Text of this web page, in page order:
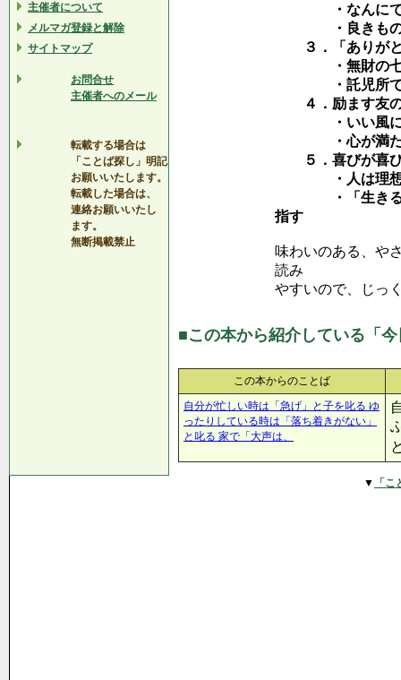
主催者について
メルマガ登録と解除
サイトマップ
お問合せ
主催者へのメール
転載する場合は
「ことば探し」明記
お願いいたします。
転載した場合は、
連絡お願いいたし
ます。
無断掲載禁止
・なんにでも
・良きものの
３．「ありがと
・無財の七
・託児所では
４．励ます友の
・いい風に吹
・心が満たさ
５．喜びが喜び
・人は理想を
・「生きる」
指す
味わいのある、や
読み
やすいので、じっ
■この本から紹介している「
この本からのことば
自分が忙しい時は「急げ」と子を叱る ゆ
ったりしている時は「落ち着きがない」
と叱る 家で「大声は、
▼ 「